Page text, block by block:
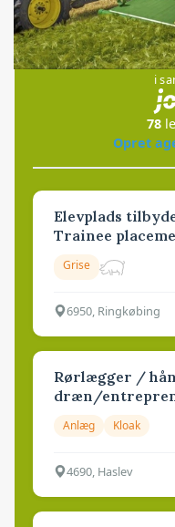
i
78
Opret
Elevplads
Trainee
Grise
6950, Ringkøbing
Rørlægger /
dræn/
Anlæg Kloak
4690, Haslev